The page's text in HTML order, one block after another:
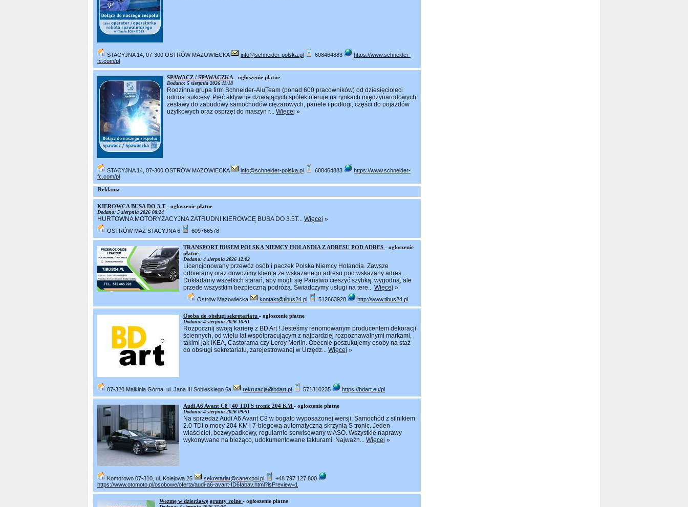
STACYJNA 14, 07-300 OSTRÓW MAZOWIECKA info@schneider-polska.pl 608464883
https://www.schneider-
fc.com/pl
SPAWACZ / SPAWACZKA - ogłoszenie płatne
Dodano: 5 sierpnia 2026 11:18
Rodzinna grupa firm Schneider-AluTeam (ponad 600 pracowników) od dziesięcioleci
odnosi sukcesy. Pięć aktywnie działających spółek oferuje na rynkach międzynarodowych
zestawy do zabudowy samochodów ciężarowych, panele i podłogi, części do pojazdów
użytkowych oraz osprzęt do maszyn r... Więcej »
STACYJNA 14, 07-300 OSTRÓW MAZOWIECKA info@schneider-polska.pl 608464883
https://www.schneider-
fc.com/pl
Reklama
KIEROWCA BUSA DO 3.T- ogłoszenie płatne
Dodano: 5 sierpnia 2026 08:24
HURTOWNA MOTORYZACYJNA ZATRUDNI KIEROWCĘ BUSA DO 3.5T... Więcej »
OSTRÓW MAZ STACYJNA 6 609766578
TRANSPORT BUSEM POLSKA NIEMCY HOLANDIA Z ADRESU POD ADRES - ogłoszenie
płatne
Dodano: 4 sierpnia 2026 12:02
Licencjonowany przewóz osób i paczek Polska Niemcy Holandia. Zawsze
odbieramy oraz dowozimy klienta ze wskazanego adresu pod wskazany adres.
Dokładamy wszelkich starań, aby mogli się Państwo cieszyć szybką, wygodną, ale
przede wszystkim bezpieczną podróżą. Świadczymy usługi na tere... Więcej »
Ostrów Mazowiecka kontakt@tibus24.pl 512663928 http://www.tibus24.pl
Osoba do obsługi sekretariatu - ogłoszenie płatne
Dodano: 4 sierpnia 2026 10:51
Rozpocznij swoją karierę z BD Art ! Jesteśmy renomowanym producentem dekoracji
ściennych, od wielu lat współpracującym z najbardziej rozpoznawalnymi markami,
takimi jak IKEA, Castorama czy Leroy Merlin. Obecnie poszukujemy osoby na staż
do obsługi sekretariatu, zarejestrowanej w Urzędz... Więcej »
07-320 Małkinia Górna, ul. Jana III Sobieskiego 6a rekrutacja@bdart.pl 571310235 https://bdart.eu/pl
Audi A6 Avant C8 | 40 TDI S tronic 204 KM - ogłoszenie płatne
Dodano: 4 sierpnia 2026 09:51
Na sprzedaż Audi A6 Avant C8 w bogato wyposażonej wersji. Samochód z silnikiem
2.0 TDI o mocy 204 KM i 7-biegową automatyczną skrzynią S tronic. Jeden
właściciel, bezwypadkowy, regularnie serwisowany w ASO. Wszystkie naprawy
wykonywane na bieżąco, udokumentowane fakturami. Najważn... Więcej »
Komorowo 07-310, ul. Kolejowa 25 sekretariat@canexpol.pl
+48 797 127 800
https://www.otomoto.pl/osobowe/oferta/audi-a6-avant-ID6Iabav.html?isPreview=1
Wezmę w dzierżawę grunty rolne - ogłoszenie płatne